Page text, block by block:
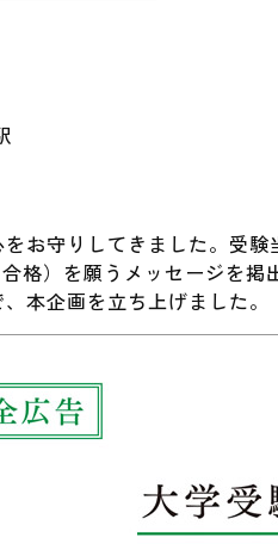
お守りしてきました。受験
格）を願うメッセージを掲
本企画を立ち上げました。